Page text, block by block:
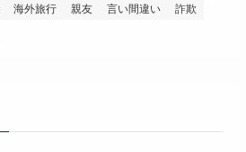
海外旅行 親友 言い間違い
詐欺